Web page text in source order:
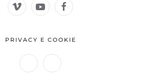
PRIVACY E COOKIE